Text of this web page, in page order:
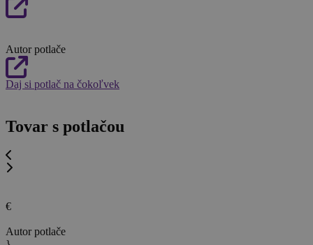
Autor potlače
Daj si potlač na čokoľvek
Tovar s potlačou
€
Autor potlače